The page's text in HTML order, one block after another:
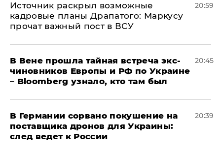
​Источник раскрыл возможные
кадровые планы Драпатого: Маркусу
прочат важный пост в ВСУ
20:59
В Вене прошла тайная встреча экс-
чиновников Европы и РФ по Украине
– Bloomberg узнало, кто там был
20:45
​В Германии сорвано покушение на
поставщика дронов для Украины:
след ведет к России
20:39